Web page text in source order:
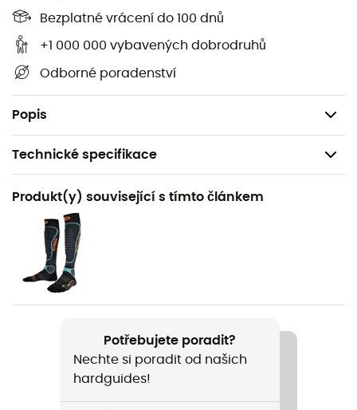
Bezplatné vrácení do 100 dnů
+1 000 000 vybavených dobrodruhů
Odborné poradenství
Popis
Rozsah pohybu 59°
Uzavírací systém HRS Strap
Šířka přední části chodidla: 101 mm
Technické specifikace
Doporučené pro
Skialpinismus
Pohlaví
Pánské
Hmotnost
Název produktu
Produkt(y) související s tímto článkem
Potřebujete poradit?
Nechte si poradit od našich
hardguides!